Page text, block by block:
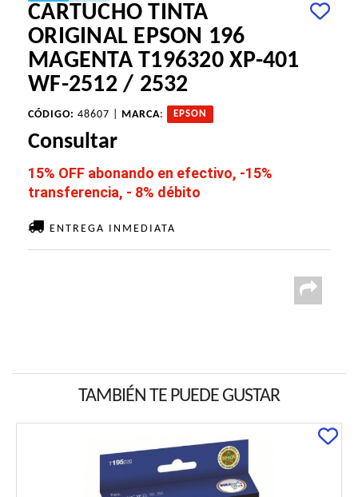
CARTUCHO TINTA
ORIGINAL EPSON 196
MAGENTA T196320 XP-401
WF-2512 / 2532
CÓDIGO: 48607 | MARCA: EPSON
Consultar
15% OFF abonando en efectivo, -15%
transferencia, - 8% débito
ENTREGA INMEDIATA
TAMBIÉN TE PUEDE GUSTAR